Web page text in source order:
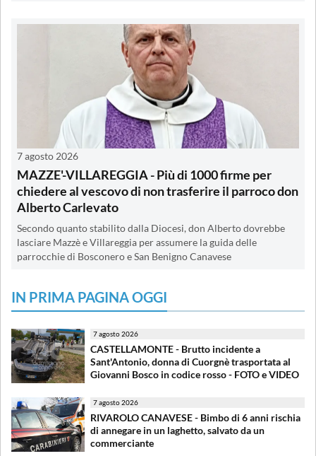
7 agosto 2026
MAZZE'-VILLAREGGIA - Più di 1000 firme per
chiedere al vescovo di non trasferire il parroco don
Alberto Carlevato
Secondo quanto stabilito dalla Diocesi, don Alberto dovrebbe
lasciare Mazzè e Villareggia per assumere la guida delle
parrocchie di Bosconero e San Benigno Canavese
IN PRIMA PAGINA OGGI
7 agosto 2026
CASTELLAMONTE - Brutto incidente a
Sant'Antonio, donna di Cuorgnè trasportata al
Giovanni Bosco in codice rosso - FOTO e VIDEO
7 agosto 2026
RIVAROLO CANAVESE - Bimbo di 6 anni rischia
di annegare in un laghetto, salvato da un
commerciante